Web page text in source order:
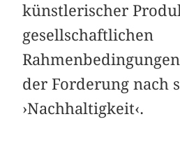
künstlerischer
gesellschaftlichen
der Forderung nach
›Nachhaltigkeit‹.